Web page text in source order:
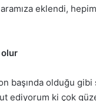
eklendi,
olur
başında olduğu
ediyorum ki çok